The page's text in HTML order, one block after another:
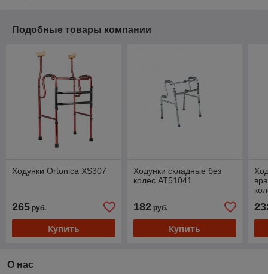
Подобные товары компании
Ходунки Ortonica XS307
265 руб.
Купить
Ходунки складные без
колес АТ51041
182руб.
Купить
О нас